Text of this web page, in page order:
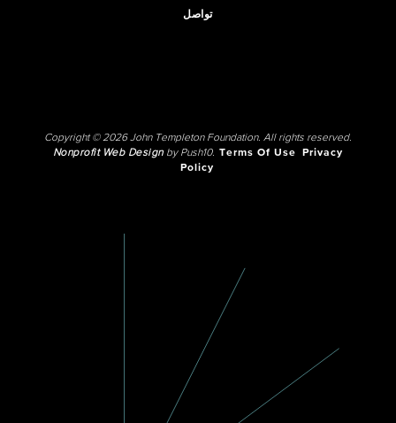
تواصل
Copyright © 2026 John Templeton Foundation. All rights reserved.
Nonprofit Web Designby Push10. Terms Of Use
Privacy
Policy